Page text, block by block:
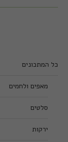
כל המתכונים
מאפים ולחמים
סלטים
ירקות